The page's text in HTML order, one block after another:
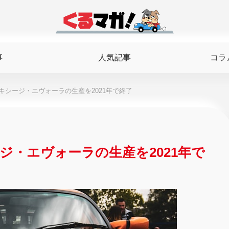
人気記事 コラ
シージ・エヴォーラの生産を2021年で終了
・エヴォーラの生産を2021年で